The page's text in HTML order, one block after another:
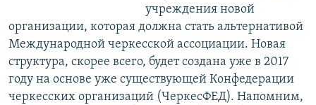
учреждения новой
организации, которая должна стать альтернативой
Международной черкесской ассоциации. Новая
структура, скорее всего, будет создана уже в 2017
году на основе уже существующей Конфедерации
черкесских организаций (ЧеркесФЕД). Напомним,